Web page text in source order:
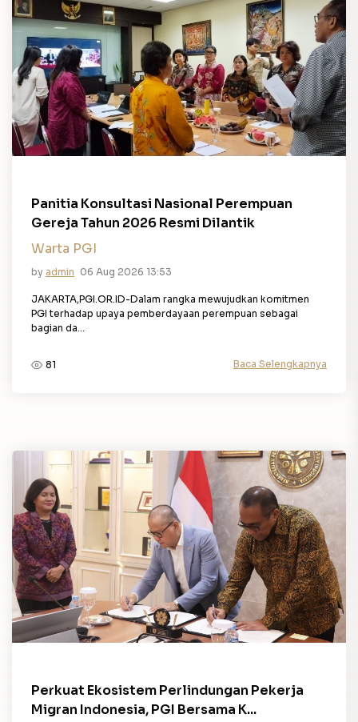
Panitia Konsultasi Nasional Perempuan
Gereja Tahun 2026 Resmi Dilantik
Warta PGI
by admin 06 Aug 2026 13:53
JAKARTA,PGI.OR.ID-Dalam rangka mewujudkan komitmen
PGI terhadap upaya pemberdayaan perempuan sebagai
bagian da...
81 Baca Selengkapnya
Perkuat Ekosistem Perlindungan Pekerja
Migran Indonesia, PGI Bersama K...